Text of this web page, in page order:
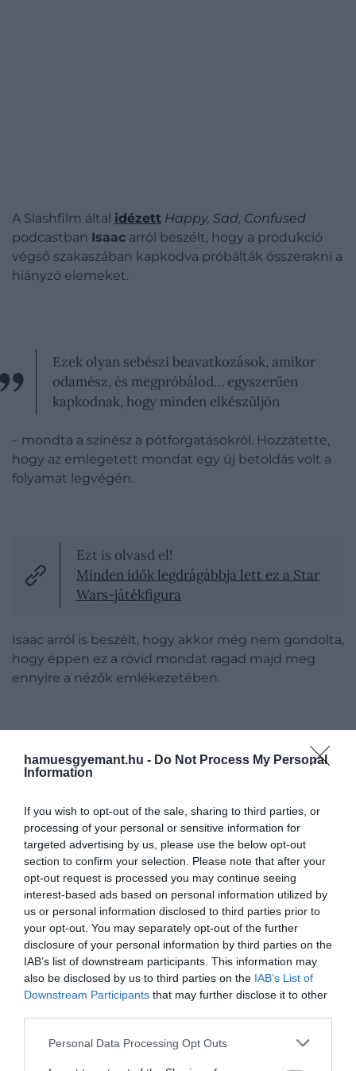
hamuesgyemant.hu - Do Not Process My Personal
Information
If you wish to opt-out of the sale, sharing to third parties, or
processing of your personal or sensitive information for
targeted advertising by us, please use the below opt-out
section to confirm your selection. Please note that after your
opt-out request is processed you may continue seeing
interest-based ads based on personal information utilized by
us or personal information disclosed to third parties prior to
your opt-out. You may separately opt-out of the further
disclosure of your personal information by third parties on the
IAB’s list of downstream participants. This information may
also be disclosed by us to third parties on the IAB’s List of
Downstream Participants that may further disclose it to other
Please note that this website/app uses one or more Google
Personal Data Processing Opt Outs
A Slashfilm által idézett Happy, Sad, Confused
podcastban Isaac arról beszélt, hogy a produkció
végső szakaszában kapkodva próbálták összerakni a
hiányzó elemeket.
Ezek olyan sebészi beavatkozások, amikor
odamész, és megpróbálod… egyszerűen
kapkodnak, hogy minden elkészüljön
– mondta a színész a pótforgatásokról. Hozzátette,
hogy az emlegetett mondat egy új betoldás volt a
folyamat legvégén.
Ezt is olvasd el!
Minden idők legdrágábbja lett ez a Star
Wars-játékfigura
Isaac arról is beszélt, hogy akkor még nem gondolta,
hogy éppen ez a rövid mondat ragad majd meg
ennyire a nézők emlékezetében.
Oscar Isaac a Star Wars: Skywalker kora című filmben
Fotó:IMDb
Ha akkor megkérdezted volna tőlem, hogy
– mondta. Azt viszont hozzátette, hogy mindent